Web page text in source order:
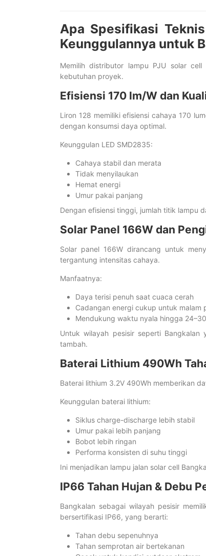
Apa Spesifikasi
Keunggulannya untuk
Memilih distributor lampu PJU solar
kebutuhan proyek.
Efisiensi 170 lm/W dan
Liron 128 memiliki efisiensi cahaya 170
dengan konsumsi daya optimal.
Keunggulan LED SMD2835:
Cahaya stabil dan merata
Tidak menyilaukan
Hemat energi
Umur pakai panjang
Dengan efisiensi tinggi, jumlah titik lampu
Solar Panel 166W dan
Solar panel 166W dirancang untuk
tergantung intensitas cahaya.
Manfaatnya:
Daya terisi penuh saat cuaca cerah
Cadangan energi cukup untuk malam
Mendukung waktu nyala hingga
Untuk wilayah pesisir seperti
tambah.
Baterai Lithium 490Wh
Baterai lithium 3.2V 490Wh memberikan
Keunggulan baterai lithium:
Siklus charge-discharge lebih stabil
Umur pakai lebih panjang
Bobot lebih ringan
Performa konsisten di suhu tinggi
Ini menjadikan lampu jalan solar cell
IP66 Tahan Hujan & Debu
Bangkalan sebagai wilayah pesisir
bersertifikasi IP66, yang berarti:
Tahan debu sepenuhnya
Tahan semprotan air bertekanan